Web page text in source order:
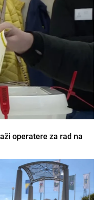
operatere za rad na